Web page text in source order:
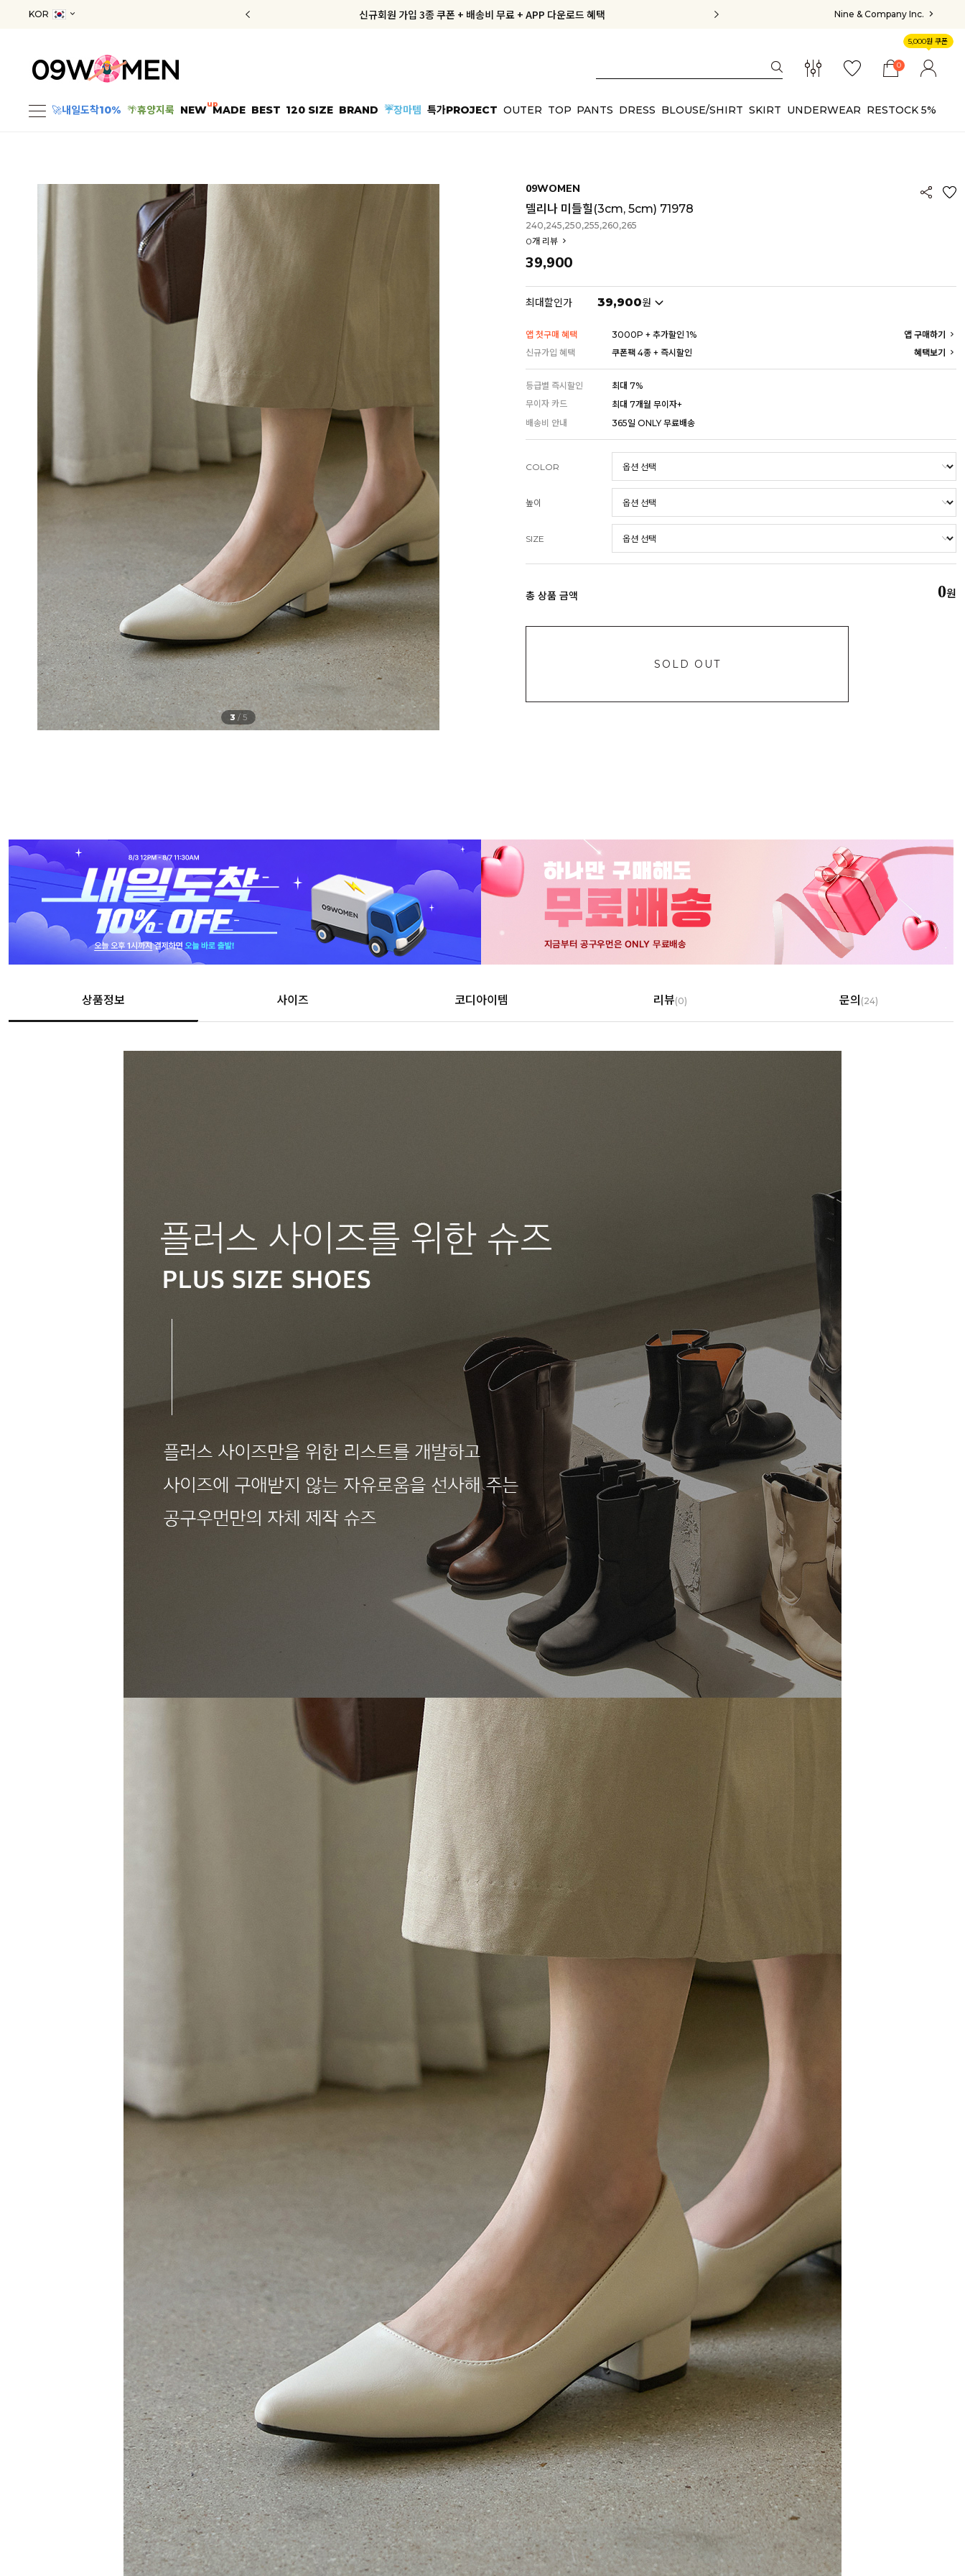
KOR 신규회원 가입 3종 쿠폰 + 배송비 무료 + APP 다운로드 혜택
오늘출발, 내일도착! 10%OFF
지금부터 공구우먼은 ONLY 무료배송✨
신규회원 가입 3종 쿠폰 + 배송비 무료 + APP 다운로드 혜택
오늘출발, 내일도착! 10%OFF Nine & Company Inc.
0
5,000원 쿠폰
🚀내일도착10% 🌴휴양지룩 NEW
up
MADE BEST 120 SIZE BRAND ☔장마템 특가PROJECT OUTER TOP PANTS DRESS BLOUSE/SHIRT SKIRT UNDERWEAR RESTOCK 5%
4 /5
09WOMEN
델리나 미들힐(3cm, 5cm) 71978
240,245,250,255,260,265
0개 리뷰
39,900
최대할인가 39,900원
앱 첫구매 혜택 3000P + 추가할인 1%
앱 구매하기
신규가입 혜택
쿠폰팩 4종 + 즉시할인 혜택보기
등급별 즉시할인
최대 7%
무이자 카드
최대 7개월 무이자+
배송비 안내
365일 ONLY 무료배송
COLOR
높이
SIZE
총 상품 금액 0원
SOLD OUT
상품정보 사이즈 코디아이템 리뷰(0) 문의 (24)